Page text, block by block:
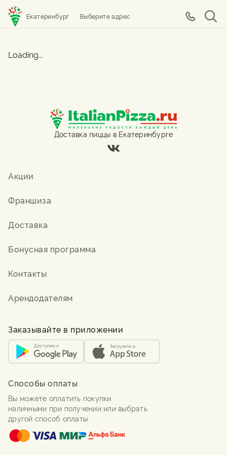
Екатеринбург Выберите адрес
Loading...
Доставка пиццы в Екатеринбурге
Акции
Франшиза
Доставка
Бонусная программа
Контакты
Арендодателям
Заказывайте в приложении
Способы оплаты
Вы можете оплатить покупки
наличными при получении или выбрать
другой способ оплаты